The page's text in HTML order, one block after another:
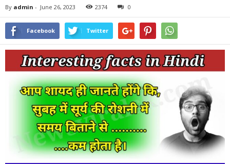
By admin - June 26, 2023 2374 0
Facebook Twitter